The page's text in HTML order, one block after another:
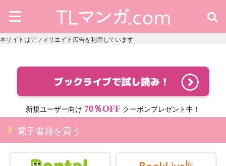
本サイトはアフィリエイト広告を利用しています
新規ユーザー向け 70％OFF クーポンプレゼント中！
電子書籍を買う